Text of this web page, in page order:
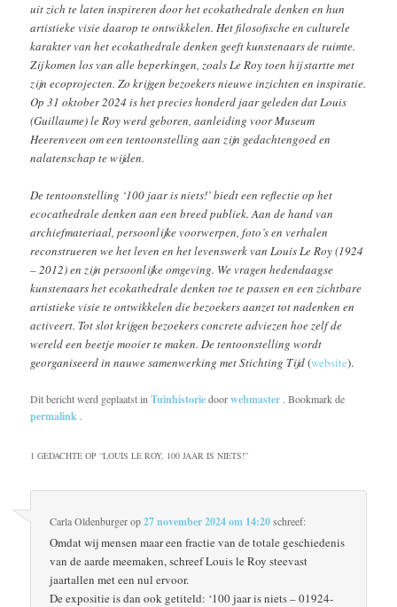
uit zich te laten inspireren door het ecokathedrale denken en hun
artistieke visie daarop te ontwikkelen. Het filosofische en culturele
karakter van het ecokathedrale denken geeft kunstenaars de ruimte.
Zij komen los van alle beperkingen, zoals Le Roy toen hij startte met
zijn ecoprojecten. Zo krijgen bezoekers nieuwe inzichten en inspiratie.
Op 31 oktober 2024 is het precies honderd jaar geleden dat Louis
(Guillaume) le Roy werd geboren, aanleiding voor Museum
Heerenveen om een tentoonstelling aan zijn gedachtengoed en
nalatenschap te wijden.
De tentoonstelling ‘100 jaar is niets!’ biedt een reflectie op het
ecocathedrale denken aan een breed publiek. Aan de hand van
archiefmateriaal, persoonlijke voorwerpen, foto’s en verhalen
reconstrueren we het leven en het levenswerk van Louis Le Roy (1924
– 2012) en zijn persoonlijke omgeving. We vragen hedendaagse
kunstenaars het ecokathedrale denken toe te passen en een zichtbare
artistieke visie te ontwikkelen die bezoekers aanzet tot nadenken en
activeert. Tot slot krijgen bezoekers concrete adviezen hoe zelf de
wereld een beetje mooier te maken. De tentoonstelling wordt
georganiseerd in nauwe samenwerking met Stichting Tijd(website).
Dit bericht werd geplaatst inTuinhistoriedoorwebmaster . Bookmark de
permalink .
1 GEDACHTE OP “LOUIS LE ROY, 100 JAAR IS NIETS!”
Carla Oldenburgerop27 november 2024 om 14:20schreef:
Omdat wij mensen maar een fractie van de totale geschiedenis
van de aarde meemaken, schreef Louis le Roy steevast
jaartallen met een nul ervoor.
De expositie is dan ook getiteld: ‘100 jaar is niets – 01924-